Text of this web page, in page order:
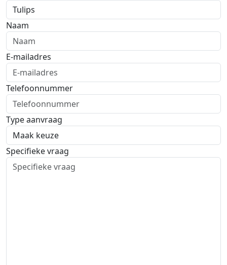
Naam
E-mailadres
Telefoonnummer
Type aanvraag
Specifieke vraag